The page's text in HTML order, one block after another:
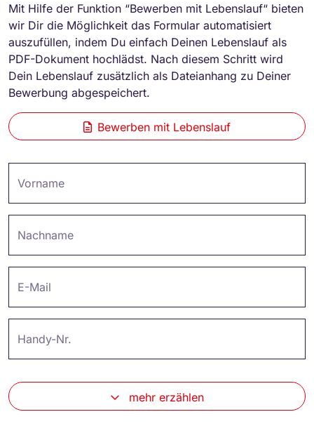
Mit Hilfe der Funktion “Bewerben mit Lebenslauf“ bieten
wir Dir die Möglichkeit das Formular automatisiert
auszufüllen, indem Du einfach Deinen Lebenslauf als
PDF-Dokument hochlädst. Nach diesem Schritt wird
Dein Lebenslauf zusätzlich als Dateianhang zu Deiner
Bewerbung abgespeichert.
Bewerben mit Lebenslauf
Vorname
Nachname
E-Mail
Handy-Nr.
mehr erzählen